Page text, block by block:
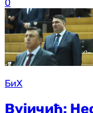
0
БиХ
Вујичић: